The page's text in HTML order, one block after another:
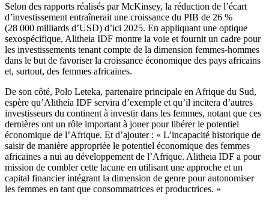
Selon des rapports réalisés par McKinsey, la réduction de l’écart
d’investissement entraînerait une croissance du PIB de 26 %
(28 000 milliards d’USD) d’ici 2025. En appliquant une optique
sexospécifique, Alitheia IDF montre la voie et fournit un cadre pour
les investissements tenant compte de la dimension femmes-hommes
dans le but de favoriser la croissance économique des pays africains
et, surtout, des femmes africaines.
De son côté, Polo Leteka, partenaire principale en Afrique du Sud,
espère qu’Alitheia IDF servira d’exemple et qu’il incitera d’autres
investisseurs du continent à investir dans les femmes, notant que ces
dernières ont un rôle important à jouer pour libérer le potentiel
économique de l’Afrique. Et d’ajouter : « L’incapacité historique de
saisir de manière appropriée le potentiel économique des femmes
africaines a nui au développement de l’Afrique. Alitheia IDF a pour
mission de combler cette lacune en utilisant une approche et un
capital financier intégrant la dimension de genre pour autonomiser
les femmes en tant que consommatrices et productrices. »